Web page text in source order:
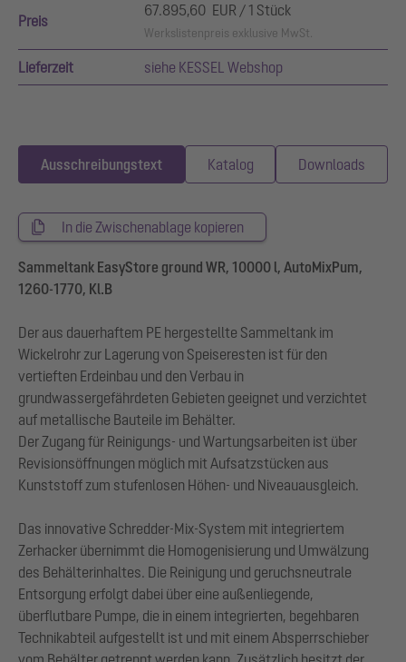
Preis
67.895,60 EUR / 1 Stück
Werkslistenpreis exklusive MwSt.
Lieferzeit siehe KESSEL Webshop
Ausschreibungstext Katalog Downloads
In die Zwischenablage kopieren
Sammeltank EasyStore ground WR, 10000 l, AutoMixPum,
1260-1770, Kl.B
Der aus dauerhaftem PE hergestellte Sammeltank im
Wickelrohr zur Lagerung von Speiseresten ist für den
vertieften Erdeinbau und den Verbau in
grundwassergefährdeten Gebieten geeignet und verzichtet
auf metallische Bauteile im Behälter.
Der Zugang für Reinigungs- und Wartungsarbeiten ist über
Revisionsöffnungen möglich mit Aufsatzstücken aus
Kunststoff zum stufenlosen Höhen- und Niveauausgleich.
Das innovative Schredder-Mix-System mit integriertem
Zerhacker übernimmt die Homogenisierung und Umwälzung
des Behälterinhaltes. Die Reinigung und geruchsneutrale
Entsorgung erfolgt dabei über eine außenliegende,
überflutbare Pumpe, die in einem integrierten, begehbaren
Technikabteil aufgestellt ist und mit einem Absperrschieber